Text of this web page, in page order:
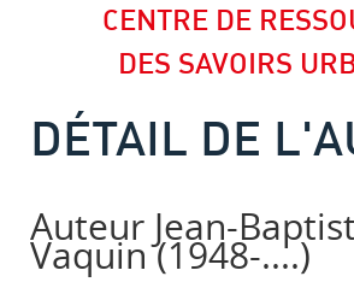
CENTRE DE
DES SAVOIRS
DÉTAIL DE
Auteur Jean-
Vaquin (1948-....)